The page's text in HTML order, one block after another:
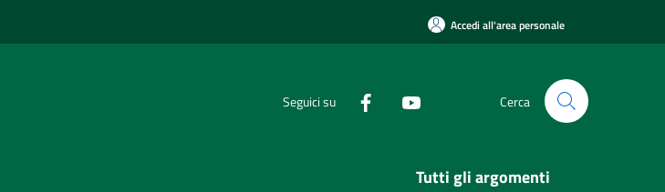
Accedi all'area personale
Seguici su Cerca
Tutti gli argomenti